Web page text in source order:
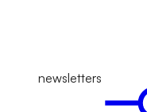
newsletters